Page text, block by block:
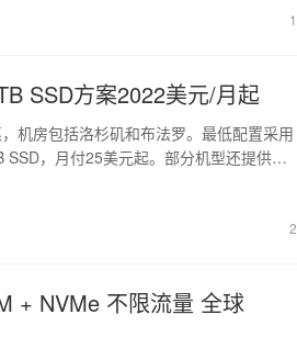
none !important;box-shadow: none
1
SSD方案2022美元/月起
机房包括洛杉矶和布法罗。最低配置采用
，月付25美元起。部分机型还提供前
2
+ NVMe 不限流量 全球